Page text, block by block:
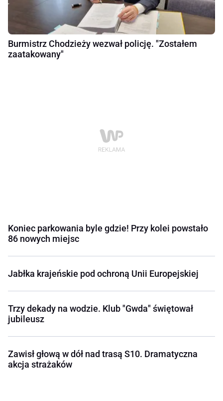
Burmistrz Chodzieży wezwał policję. "Zostałem
zaatakowany"
Koniec parkowania byle gdzie! Przy kolei powstało
86 nowych miejsc
Jabłka krajeńskie pod ochroną Unii Europejskiej
Trzy dekady na wodzie. Klub "Gwda" świętował
jubileusz
Zawisł głową w dół nad trasą S10. Dramatyczna
akcja strażaków